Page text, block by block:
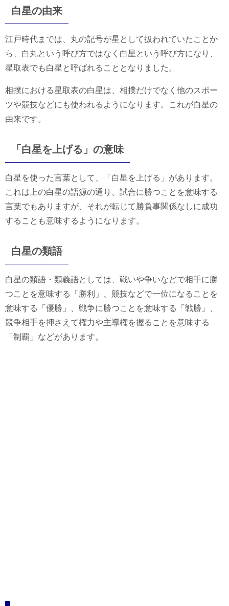
白星の由来
江戸時代までは、丸の記号が星として扱われていたことか
ら、白丸という呼び方ではなく白星という呼び方になり、
星取表でも白星と呼ばれることとなりました。
相撲における星取表の白星は、相撲だけでなく他のスポー
ツや競技などにも使われるようになります。これが白星の
由来です。
「白星を上げる」の意味
白星を使った言葉として、「白星を上げる」があります。
これは上の白星の語源の通り、試合に勝つことを意味する
言葉でもありますが、それが転じて勝負事関係なしに成功
することも意味するようになります。
白星の類語
白星の類語・類義語としては、戦いや争いなどで相手に勝
つことを意味する「勝利」、競技などで一位になることを
意味する「優勝」、戦争に勝つことを意味する「戦勝」、
競争相手を押さえて権力や主導権を握ることを意味する
「制覇」などがあります。